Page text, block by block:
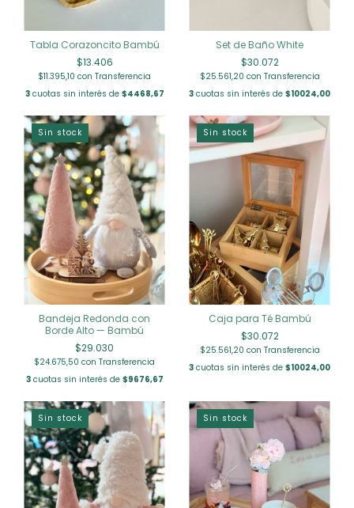
Tabla Corazoncito Bambú
$13.406
$11.395,10 con Transferencia
3cuotas sin interés de $4468,67
Set de Baño White
$30.072
$25.561,20 con Transferencia
3 cuotas sin interés de $10024,00
Sin stock
Bandeja Redonda con
Borde Alto — Bambú
$29.030
$24.675,50 con Transferencia
3cuotas sin interés de $9676,67
Sin stock
Caja para Té Bambú
$30.072
$25.561,20 con Transferencia
3 cuotas sin interés de $10024,00
Sin stock Sin stock